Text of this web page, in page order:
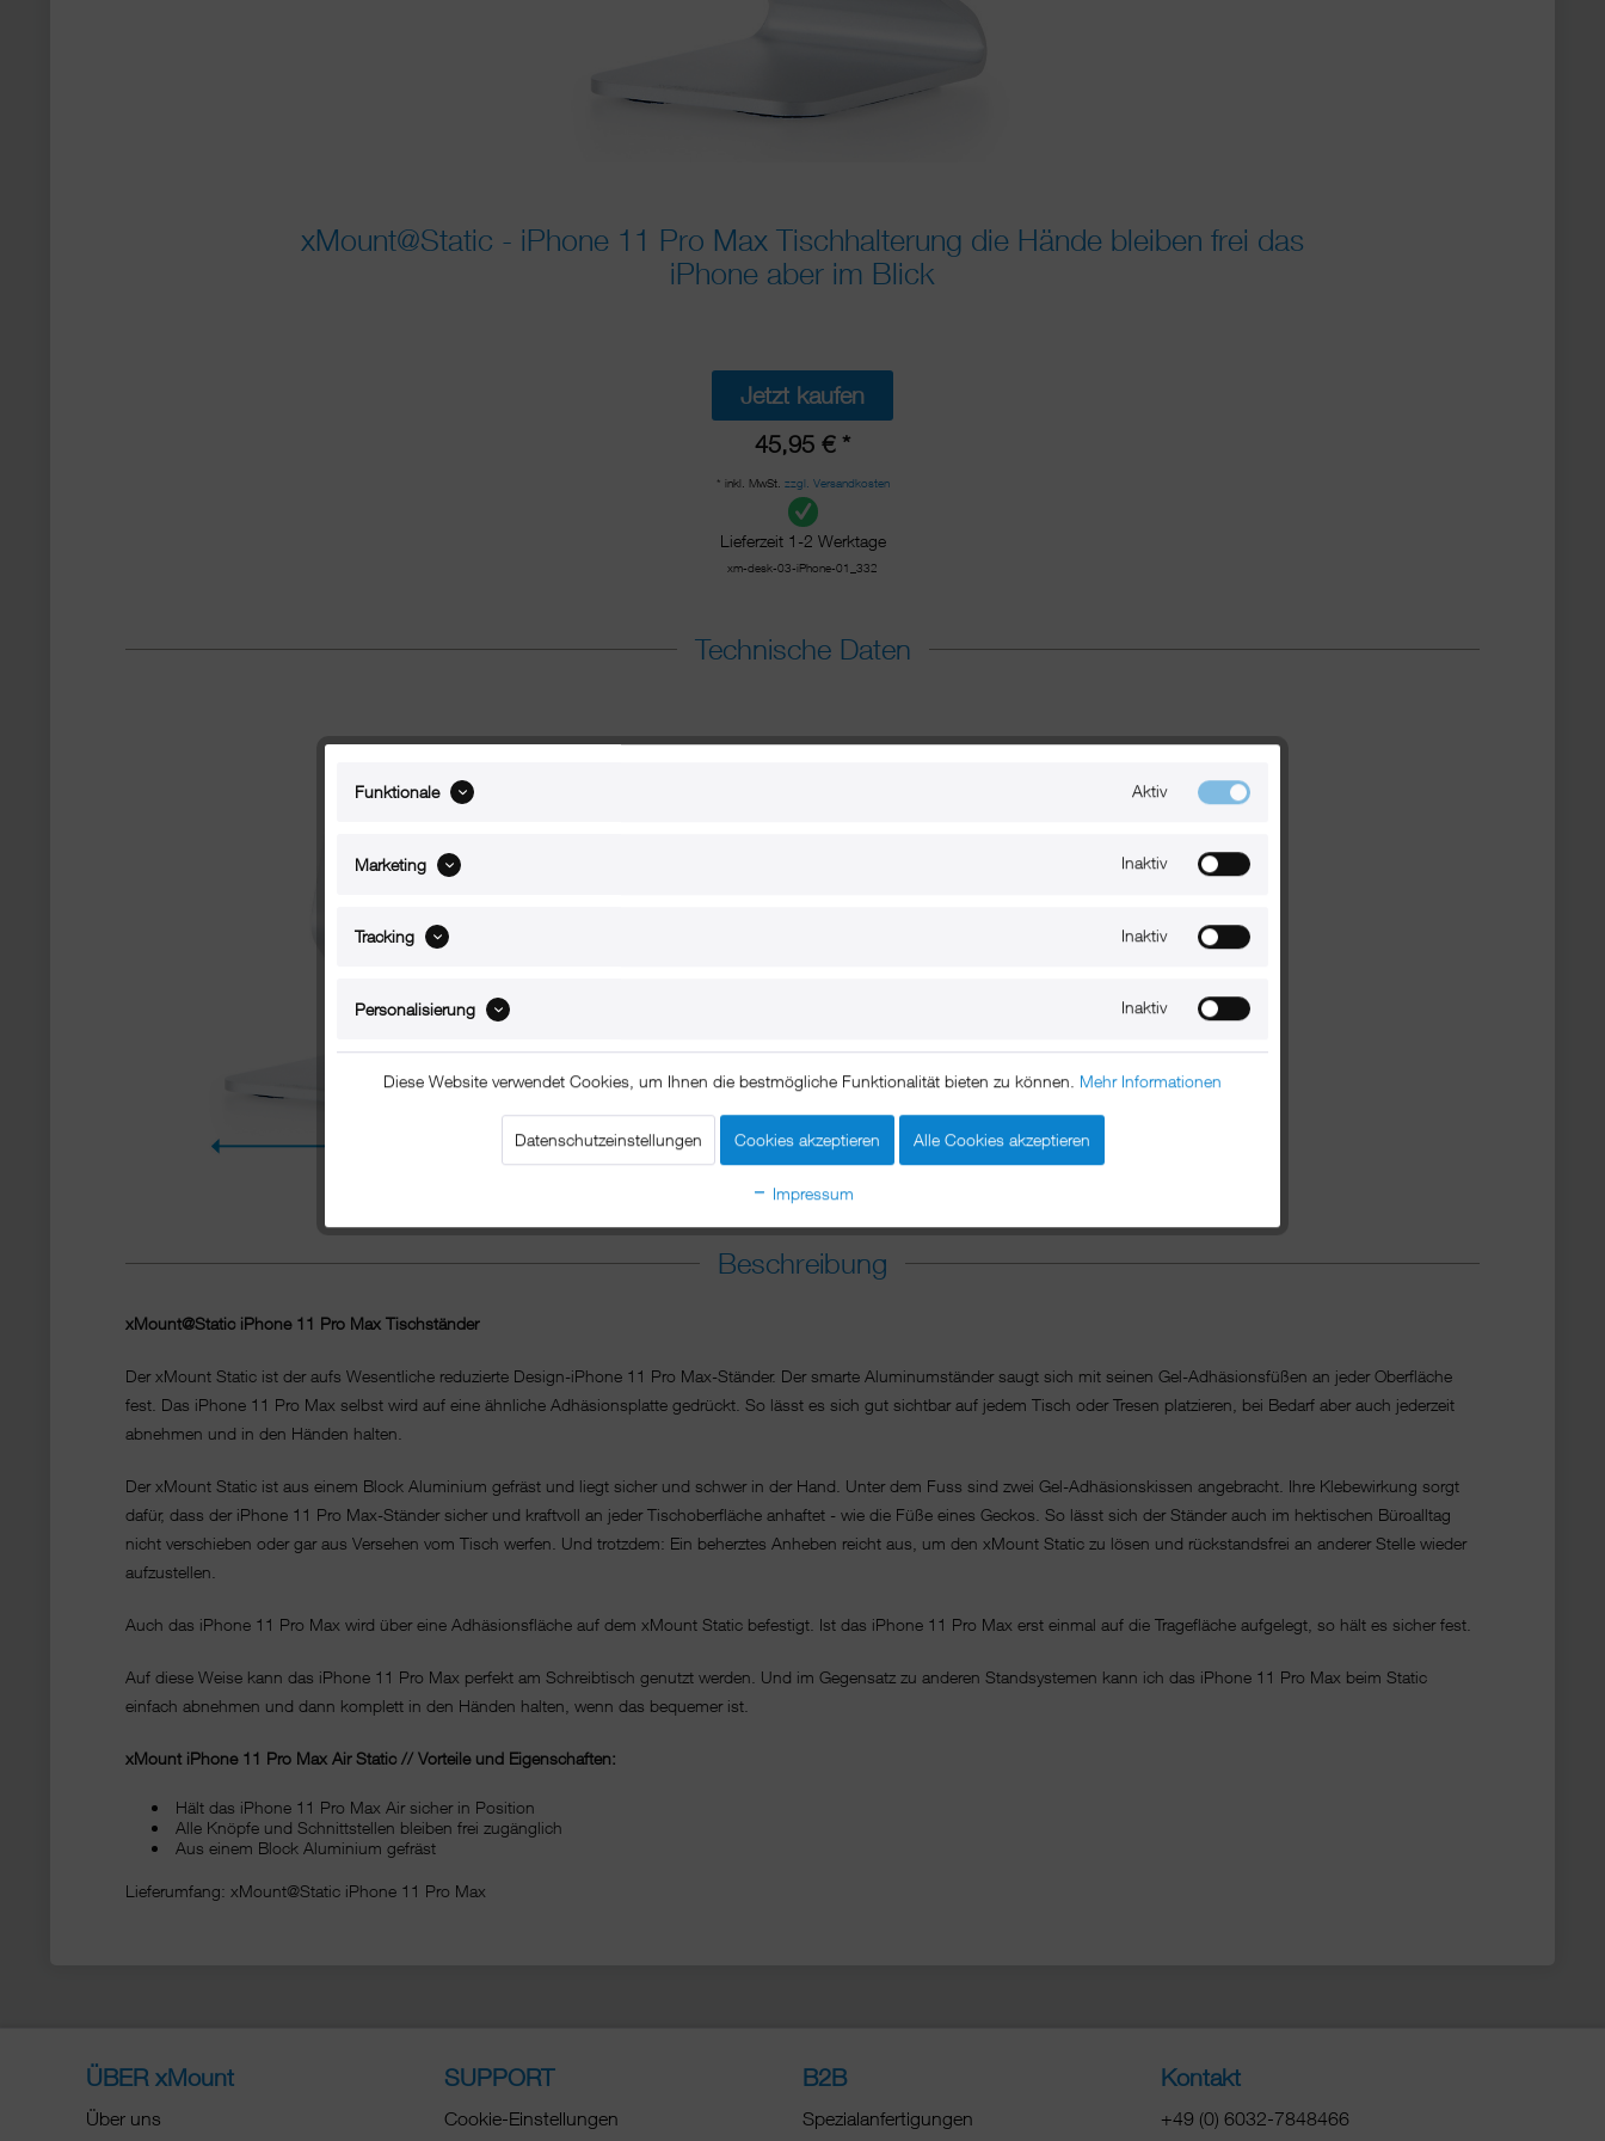
xMount@Static - iPhone 11 Pro Max Tischhalterung die Hände bleiben frei das
iPhone aber im Blick
Jetzt kaufen
45,95 € *
* inkl. MwSt. zzgl. Versandkosten
Lieferzeit 1-2 Werktage
xm-desk-03-iPhone-01_332
Technische Daten
Beschreibung
xMount@Static iPhone 11 Pro Max Tischständer
Der xMount Static ist der aufs Wesentliche reduzierte Design-iPhone 11 Pro Max-Ständer. Der smarte Aluminumständer saugt sich mit seinen Gel-Adhäsionsfüßen an jeder Oberfläche
fest. Das iPhone 11 Pro Max selbst wird auf eine ähnliche Adhäsionsplatte gedrückt. So lässt es sich gut sichtbar auf jedem Tisch oder Tresen platzieren, bei Bedarf aber auch jederzeit
abnehmen und in den Händen halten.
Der xMount Static ist aus einem Block Aluminium gefräst und liegt sicher und schwer in der Hand. Unter dem Fuss sind zwei Gel-Adhäsionskissen angebracht. Ihre Klebewirkung sorgt
dafür, dass der iPhone 11 Pro Max-Ständer sicher und kraftvoll an jeder Tischoberfläche anhaftet - wie die Füße eines Geckos. So lässt sich der Ständer auch im hektischen Büroalltag
nicht verschieben oder gar aus Versehen vom Tisch werfen. Und trotzdem: Ein beherztes Anheben reicht aus, um den xMount Static zu lösen und rückstandsfrei an anderer Stelle wieder
aufzustellen.
Auch das iPhone 11 Pro Max wird über eine Adhäsionsfläche auf dem xMount Static befestigt. Ist das iPhone 11 Pro Max erst einmal auf die Tragefläche aufgelegt, so hält es sicher fest.
Auf diese Weise kann das iPhone 11 Pro Max perfekt am Schreibtisch genutzt werden. Und im Gegensatz zu anderen Standsystemen kann ich das iPhone 11 Pro Max beim Static
einfach abnehmen und dann komplett in den Händen halten, wenn das bequemer ist.
xMount iPhone 11 Pro Max Air Static // Vorteile und Eigenschaften:
Hält das iPhone 11 Pro Max Air sicher in Position
Alle Knöpfe und Schnittstellen bleiben frei zugänglich
Aus einem Block Aluminium gefräst
Lieferumfang: xMount@Static iPhone 11 Pro Max
ÜBER xMount
Über uns
SUPPORT
Cookie-Einstellungen
B2B
Spezialanfertigungen
Kontakt
+49 (0) 6032-7848466
Funktionale Aktiv
Marketing Inaktiv
Tracking Inaktiv
Personalisierung Inaktiv
Diese Website verwendet Cookies, um Ihnen die bestmögliche Funktionalität bieten zu können. Mehr Informationen
Datenschutzeinstellungen Cookies akzeptieren Alle Cookies akzeptieren
Impressum